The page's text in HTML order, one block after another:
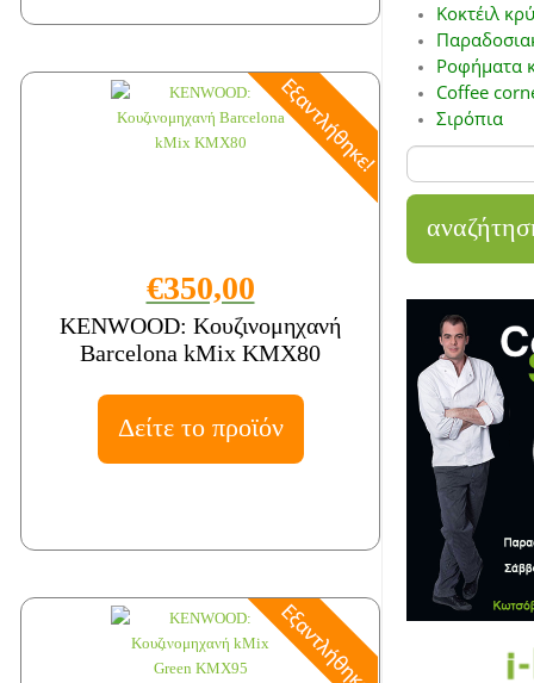
€350,00
KENWOOD: Κουζινομηχανή
Barcelona kMix KMX80
Δείτε το προϊόν
Κοκτέιλ
Ροφήματα
Coffee
Σιρόπια